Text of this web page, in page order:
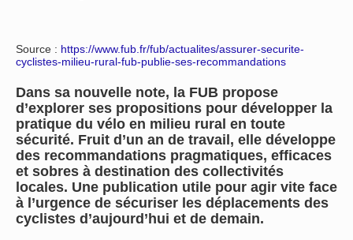
Source : https://www.fub.fr/fub/actualites/assurer-securite-
cyclistes-milieu-rural-fub-publie-ses-recommandations
Dans sa nouvelle note, la FUB propose
d’explorer ses propositions pour développer la
pratique du vélo en milieu rural en toute
sécurité. Fruit d’un an de travail, elle développe
des recommandations pragmatiques, efficaces
et sobres à destination des collectivités
locales. Une publication utile pour agir vite face
à l’urgence de sécuriser les déplacements des
cyclistes d’aujourd’hui et de demain.